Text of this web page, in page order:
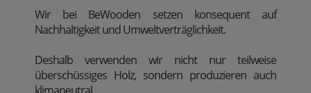
Wir bei BeWooden setzen konsequent auf
Nachhaltigkeit und Umweltverträglichkeit.
Deshalb verwenden wir nicht nur teilweise
überschüssiges Holz, sondern produzieren auch
klimaneutral.